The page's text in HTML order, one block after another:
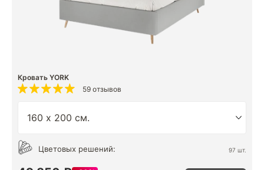
Кровать YORK
59 отзывов
Цветовых решений: 97 шт.